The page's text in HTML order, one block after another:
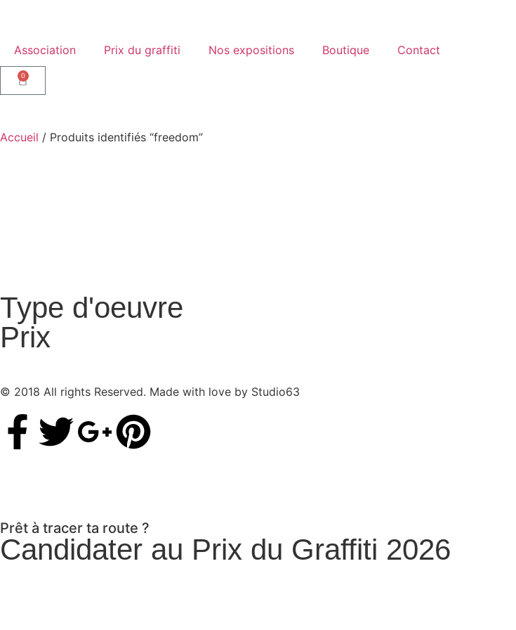
Association Prix du graffiti Nos expositions Boutique Contact
0
Accueil / Produits identifiés “freedom”
Type d'oeuvre
Prix
© 2018 All rights Reserved. Made with love by Studio63
Prêt à tracer ta route ?
Candidater au Prix du Graffiti 2026